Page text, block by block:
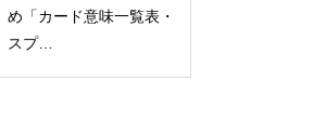
め「カード意味一覧表・
スプ…